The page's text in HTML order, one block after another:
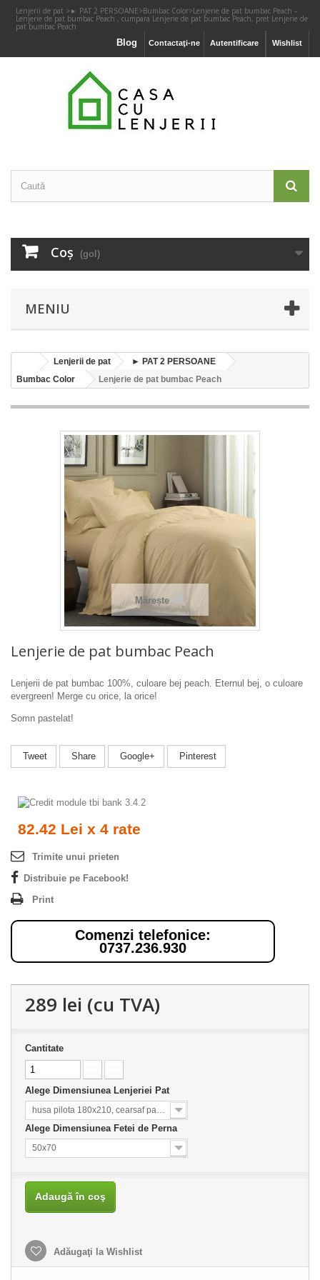
Lenjerii de pat > ► PAT 2 PERSOANE>Bumbac Color>Lenjerie de pat bumbac Peach –
Lenjerie de pat bumbac Peach , cumpara Lenjerie de pat bumbac Peach, pret Lenjerie de
pat bumbac Peach
Wishlist
Autentificare
Contactaţi-ne
Blog
Coş (gol)
MENIU
Lenjerii de pat
► PAT 2 PERSOANE
Bumbac Color
Lenjerie de pat bumbac Peach
Mărește
Lenjerie de pat bumbac Peach
Lenjerii de pat bumbac 100%, culoare bej peach. Eternul bej, o culoare
evergreen! Merge cu orice, la orice!
Somn pastelat!
Tweet Share Google+ Pinterest
82.42 Lei x 4 rate
Trimite unui prieten
Distribuie pe Facebook!
Print
Comenzi telefonice:
0737.236.930
289 lei (cu TVA)
Cantitate
Alege Dimensiunea Lenjeriei Pat
husa pilota 180x210, cearsaf pat 220x230
Alege Dimensiunea Fetei de Perna
50x70
Adaugă în coş
Adăugaţi la Wishlist